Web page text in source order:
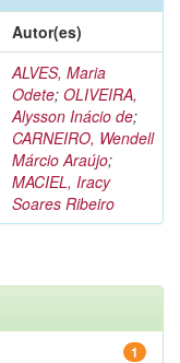
Autor(es)
ALVES, Maria
Odete; OLIVEIRA,
Alysson Inácio de;
CARNEIRO, Wendell
Márcio Araújo;
MACIEL, Iracy
Soares Ribeiro
1